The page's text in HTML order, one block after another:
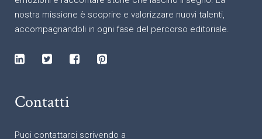
nostra missione è scoprire e valorizzare nuovi talenti,
accompagnandoli in ogni fase del percorso editoriale.
Contatti
Puoi contattarci scrivendo a